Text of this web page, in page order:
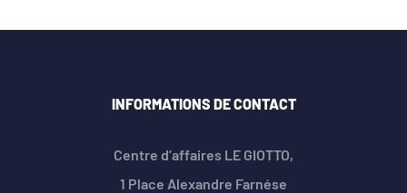
INFORMATIONS DE CONTACT
Centre d’affaires LE GIOTTO,
1 Place Alexandre Farnése